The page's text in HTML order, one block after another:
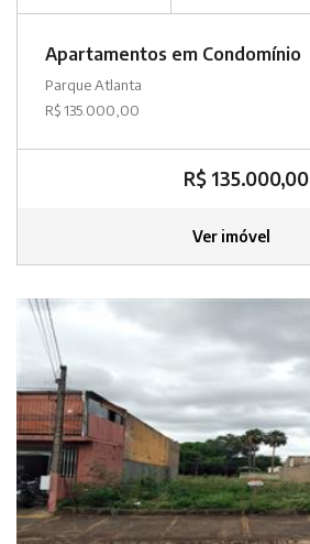
Apartamentos em Condomínio
Parque Atlanta
R$ 135.000,00
R$ 135.000,00
Ver imóvel